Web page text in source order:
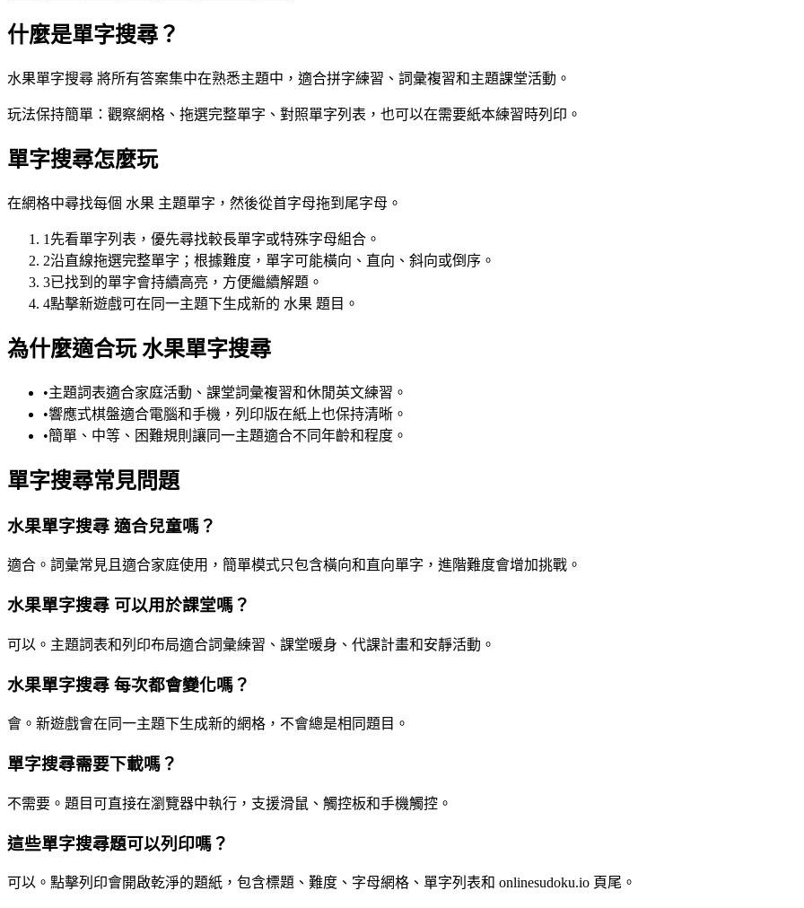
什麼是單字搜尋？
水果單字搜尋 將所有答案集中在熟悉主題中，適合拼字練習、詞彙複習和主題課堂活動。
玩法保持簡單：觀察網格、拖選完整單字、對照單字列表，也可以在需要紙本練習時列印。
單字搜尋怎麼玩
在網格中尋找每個 水果 主題單字，然後從首字母拖到尾字母。
1 先看單字列表，優先尋找較長單字或特殊字母組合。
2沿直線拖選完整單字；根據難度，單字可能橫向、直向、斜向或倒序。
3已找到的單字會持續高亮，方便繼續解題。
4點擊新遊戲可在同一主題下生成新的 水果 題目。
為什麼適合玩 水果單字搜尋
•主題詞表適合家庭活動、課堂詞彙複習和休閒英文練習。
•響應式棋盤適合電腦和手機，列印版在紙上也保持清晰。
•簡單、中等、困難規則讓同一主題適合不同年齡和程度。
單字搜尋常見問題
水果單字搜尋 適合兒童嗎？
適合。詞彙常見且適合家庭使用，簡單模式只包含橫向和直向單字，進階難度會增加挑戰。
水果單字搜尋 可以用於課堂嗎？
可以。主題詞表和列印布局適合詞彙練習、課堂暖身、代課計畫和安靜活動。
水果單字搜尋 每次都會變化嗎？
會。新遊戲會在同一主題下生成新的網格，不會總是相同題目。
單字搜尋需要下載嗎？
不需要。題目可直接在瀏覽器中執行，支援滑鼠、觸控板和手機觸控。
這些單字搜尋題可以列印嗎？
可以。點擊列印會開啟乾淨的題紙，包含標題、難度、字母網格、單字列表和 onlinesudoku.io 頁尾。